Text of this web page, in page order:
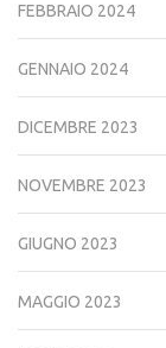
FEBBRAIO 2024
GENNAIO 2024
DICEMBRE 2023
NOVEMBRE 2023
GIUGNO 2023
MAGGIO 2023